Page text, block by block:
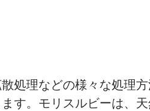
処理などの様々な処理方
す。モリスルビーは、